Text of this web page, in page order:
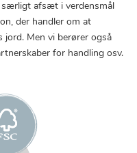
særligt afsæt i verdensmål
der handler om at
jord. Men vi berører også
for handling osv.